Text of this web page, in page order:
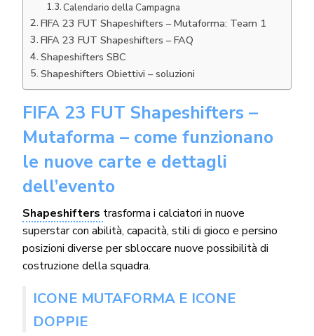
Calendario della Campagna
FIFA 23 FUT Shapeshifters – Mutaforma: Team 1
FIFA 23 FUT Shapeshifters – FAQ
Shapeshifters SBC
Shapeshifters Obiettivi – soluzioni
FIFA 23 FUT Shapeshifters –
Mutaforma – come funzionano
le nuove carte e dettagli
dell’evento
Shapeshifters trasforma i calciatori in nuove
superstar con abilità, capacità, stili di gioco e persino
posizioni diverse per sbloccare nuove possibilità di
costruzione della squadra.
ICONE MUTAFORMA E ICONE
DOPPIE